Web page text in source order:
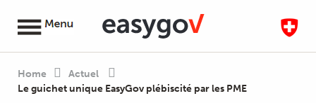
Home
Actuel
Le guichet unique EasyGov plébiscité par les PME